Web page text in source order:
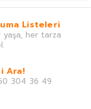
Listeleri
yaşa, her tarza
Ara!
304 36 49